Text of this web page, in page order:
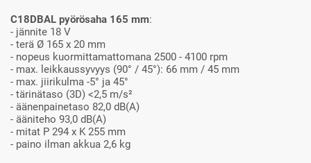
C18DBAL pyörösaha 165 mm:
- jännite 18 V
- terä Ø 165 x 20 mm
- nopeus kuormittamattomana 2500 - 4100 rpm
- max. leikkaussyvyys (90° / 45°): 66 mm / 45 mm
- max. jiirikulma -5° ja 45°
- tärinätaso (3D) <2,5 m/s²
- äänenpainetaso 82,0 dB(A)
- ääniteho 93,0 dB(A)
- mitat P 294 x K 255 mm
- paino ilman akkua 2,6 kg